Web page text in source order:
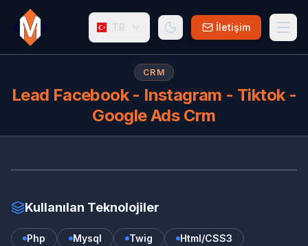
TR İletişim
CRM
Lead Facebook - Instagram - Tiktok -
Google Ads Crm
LE
Kullanılan Teknolojiler
Php Mysql Twig
Html/CSS3